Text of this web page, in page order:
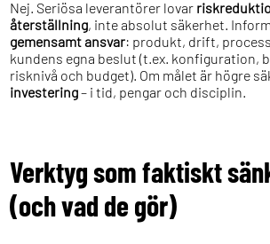
Nej. Seriösa leverantörer lovar
återställning, inte absolut säkerhet.
gemensamt ansvar: produkt, drift,
kundens egna beslut (t.ex. konfiguration,
risknivå och budget). Om målet är högre
investering– i tid, pengar och disciplin.
Verktyg som faktiskt
(och vad de gör)